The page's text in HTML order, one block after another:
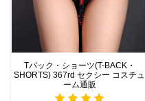
Tバック・ショーツ(T-BACK・
SHORTS) 367rd セクシー コスチュ
ーム通販